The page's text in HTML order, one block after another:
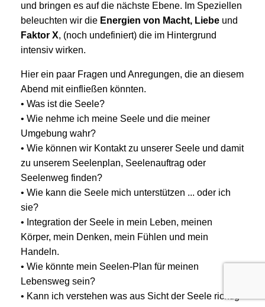
und bringen es auf die nächste Ebene. Im Speziellen
beleuchten wir die Energien von Macht, Liebe und
Faktor X, (noch undefiniert) die im Hintergrund
intensiv wirken.
Hier ein paar Fragen und Anregungen, die an diesem
Abend mit einfließen könnten.
• Was ist die Seele?
• Wie nehme ich meine Seele und die meiner
Umgebung wahr?
• Wie können wir Kontakt zu unserer Seele und damit
zu unserem Seelenplan, Seelenauftrag oder
Seelenweg finden?
• Wie kann die Seele mich unterstützen ... oder ich
sie?
• Integration der Seele in mein Leben, meinen
Körper, mein Denken, mein Fühlen und mein
Handeln.
• Wie könnte mein Seelen-Plan für meinen
Lebensweg sein?
• Kann ich verstehen was aus Sicht der Seele richtig